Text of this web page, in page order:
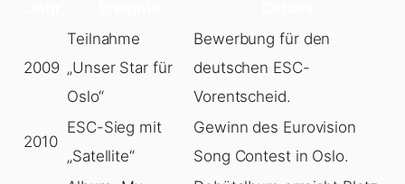
2009
Teilnahme
„Unser Star für
Oslo“
Bewerbung für den
deutschen ESC-
Vorentscheid.
2010
ESC-Sieg mit
„Satellite“
Gewinn des Eurovision
Song Contest in Oslo.